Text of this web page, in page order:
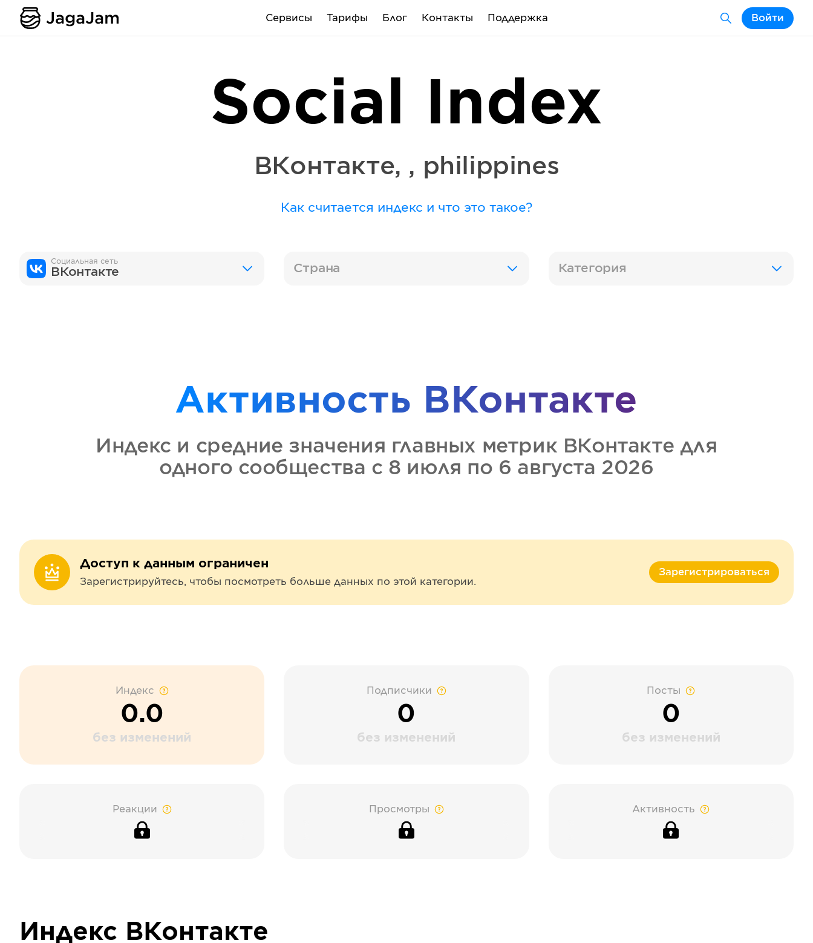
Сервисы Тарифы Блог Контакты Поддержка Войти
Social Index
ВКонтакте, , philippines
Как считается индекс и что это такое?
Социальная сеть
ВКонтакте Страна Категория
Активность ВКонтакте
Индекс и средние значения главных метрик ВКонтакте для
одного сообщества с 8 июля по 6 августа 2026
Доступ к данным ограничен
Зарегистрируйтесь, чтобы посмотреть больше данных по этой категории.
Зарегистрироваться
Индекс
0.0
без изменений
Подписчики
0
без изменений
Посты
0
без изменений
Реакции Просмотры Активность
Индекс ВКонтакте